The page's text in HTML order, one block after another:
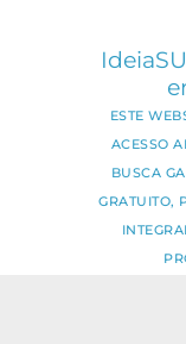
ESTE
ACESSO
BUSCA
GRATUITO,